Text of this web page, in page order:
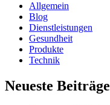
Allgemein
Blog
Dienstleistungen
Gesundheit
Produkte
Technik
Neueste Beiträge